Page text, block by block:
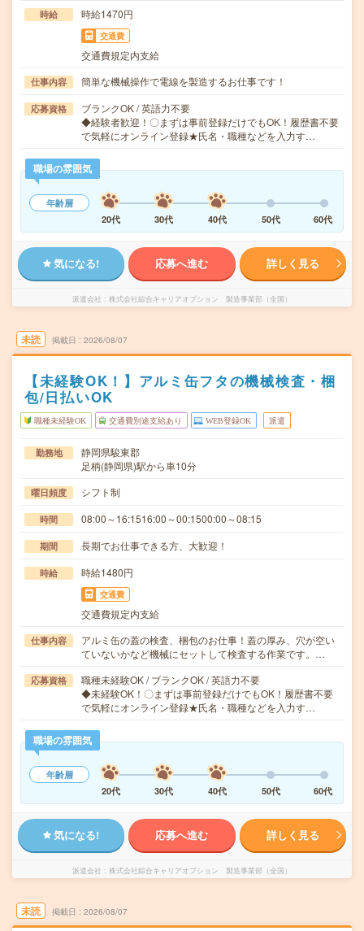
時給 時給1470円
交通費
交通費規定内支給
仕事内容 簡単な機械操作で電線を製造するお仕事です！
応募資格
ブランクOK / 英語力不要
◆経験者歓迎！〇まずは事前登録だけでもOK！履歴書不要
で気軽にオンライン登録★氏名・職種などを入力す…
職場の雰囲気
年齢層
20代
30代 40代 50代 60代
気になる! 応募へ進む 詳しく見る
派遣会社 株式会社綜合キャリアオプション 製造事業部（全国）
未読 掲載日 2026/08/07
【未経験OK！】アルミ缶フタの機械検査・梱
包/日払いOK
職種未経験OK 交通費別途支給あり WEB登録OK 派遣
勤務地
静岡県駿東郡
足柄(静岡県)駅から車10分
曜日頻度 シフト制
時間 08:00～16:1516:00～00:1500:00～08:15
期間 長期でお仕事できる方、大歓迎！
時給 時給1480円
交通費
交通費規定内支給
仕事内容
アルミ缶の蓋の検査、梱包のお仕事！蓋の厚み、穴が空い
ていないかなど機械にセットして検査する作業です。…
応募資格
職種未経験OK / ブランクOK / 英語力不要
◆未経験OK！〇まずは事前登録だけでもOK！履歴書不要
で気軽にオンライン登録★氏名・職種などを入力す…
職場の雰囲気
年齢層
20代
30代 40代 50代 60代
気になる! 応募へ進む 詳しく見る
派遣会社 株式会社綜合キャリアオプション 製造事業部（全国）
未読 掲載日 2026/08/07